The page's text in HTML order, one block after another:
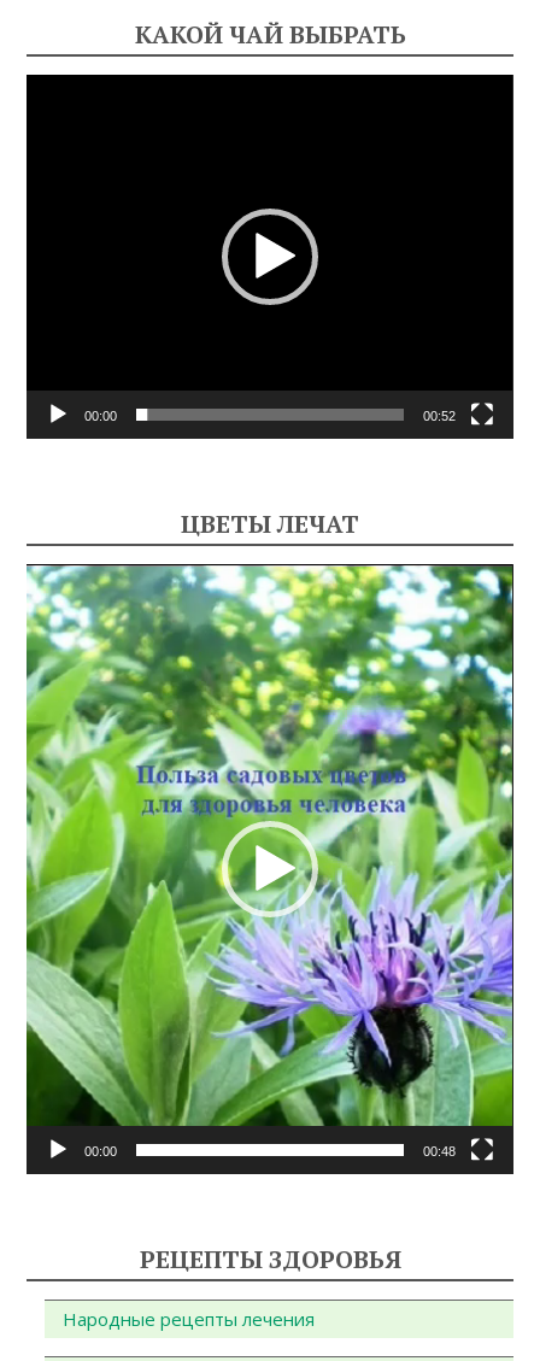
КАКОЙ ЧАЙ ВЫБРАТЬ
00:00 00:52
ЦВЕТЫ ЛЕЧАТ
Видеоплеер
00:00 00:48
РЕЦЕПТЫ ЗДОРОВЬЯ
Народные рецепты лечения